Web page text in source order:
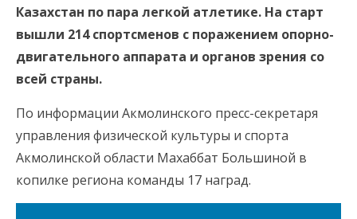
Казахстан по пара легкой атлетике. На старт
вышли 214 спортсменов с поражением опорно-
двигательного аппарата и органов зрения со
всей страны.
По информации Акмолинского пресс-секретаря
управления физической культуры и спорта
Акмолинской области Махаббат Большиной в
копилке региона команды 17 наград.